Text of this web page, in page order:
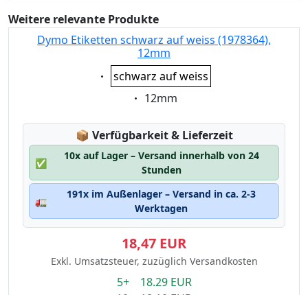
Weitere relevante Produkte
Dymo Etiketten schwarz auf weiss (1978364),
12mm
Eigenschaft:
schwarz auf weiss
Eigenschaft:
12mm
📦 Lagerstatus:
Verfügbarkeit & Lieferzeit
✅
10x auf Lager – Versand innerhalb von 24
Stunden
🚛
191x im Außenlager – Versand in ca. 2-3
Werktagen
18,47 EUR
Exkl. Umsatzsteuer, zuzüglich Versandkosten
5+ 18.29 EUR